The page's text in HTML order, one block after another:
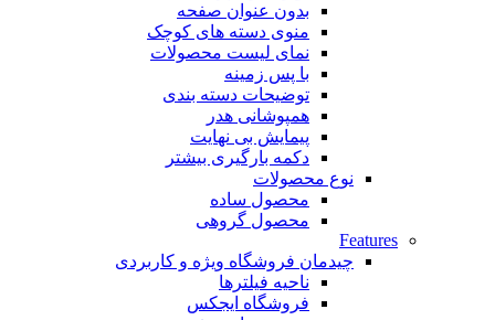
بدون عنوان صفحه
منوی دسته های کوچک
نمای لیست محصولات
با پس زمینه
توضیحات دسته بندی
همپوشانی هدر
پیمایش بی نهایت
دکمه بارگیری بیشتر
نوع محصولات
محصول ساده
محصول گروهی
Features
چیدمان فروشگاه ویژه و کاربردی
ناحیه فیلترها
فروشگاه ایجکس